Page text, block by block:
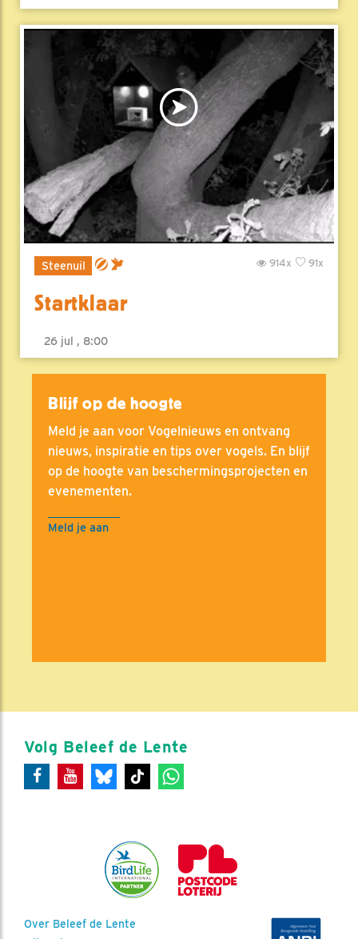
Steenuil 91x
914x
Startklaar
26 jul , 8:00
Blijf op de hoogte
Meld je aan voor Vogelnieuws en ontvang
nieuws, inspiratie en tips over vogels. En blijf
op de hoogte van beschermingsprojecten en
evenementen.
Meld je aan
Volg Beleef de Lente
Over Beleef de Lente